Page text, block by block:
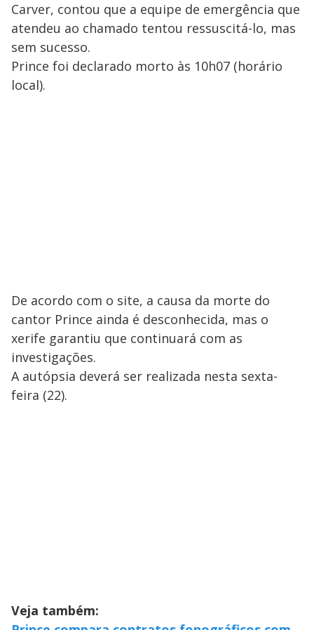
Carver, contou que a equipe de emergência que
atendeu ao chamado tentou ressuscitá-lo, mas
sem sucesso.
Prince foi declarado morto às 10h07 (horário
local).
De acordo com o site, a causa da morte do
cantor Prince ainda é desconhecida, mas o
xerife garantiu que continuará com as
investigações.
A autópsia deverá ser realizada nesta sexta-
feira (22).
Veja também: